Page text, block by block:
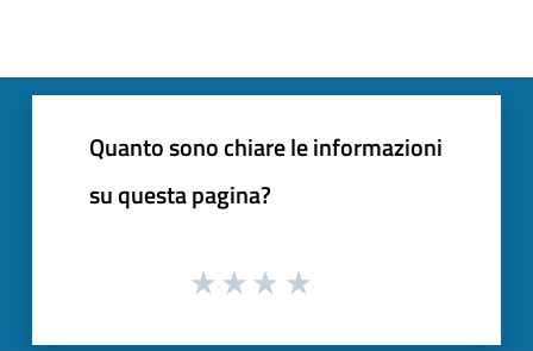
Quanto sono chiare le informazioni
su questa pagina?